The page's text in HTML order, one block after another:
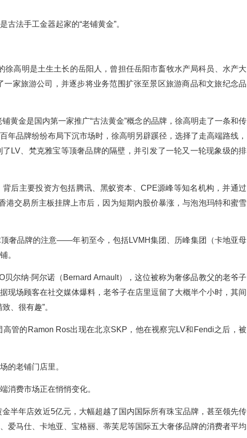
法手工金器起家的“老铺黄金”。
高明是土生土长的岳阳人，曾担任岳阳市畜牧水产局科员、水产大
家旅游公司，并逐步将业务范围扩张至景区旅游商品和文旅纪念品
黄金是国内第一家推广“古法黄金”概念的品牌，徐高明走了一条和传
品牌纷纷布局下沉市场时，徐高明另辟蹊径，选择了走高端路线，
LV、梵克雅宝等顶奢品牌的隔壁，并引发了一轮又一轮现象级的排
后主要投资方包括腾讯、黑蚁资本、CPE源峰等知名机构，并通过
港交易所主板挂牌上市后，因为短期内股价暴涨，与泡泡玛特和蜜雪
奢品牌的注意——年初至今，包括LVMH集团、历峰集团（卡地亚母
。
尔纳·阿尔诺（Bernard Arnault），这位被称为奢侈品教父的老爷子
现场顾客在社交媒体爆料，老爷子在店里逗留了大概半个小时，其间
、很有趣”。
管的Ramon Ros‌出现在北京SKP，他在视察完LV和Fendi之后，被
的老铺门店里。
消费市场正在悄悄变化。
半年店效近5亿元，大幅超越了国内国际所有珠宝品牌，甚至领先传
爱马仕、卡地亚、宝格丽、蒂芙尼等国际五大奢侈品牌的消费者平均